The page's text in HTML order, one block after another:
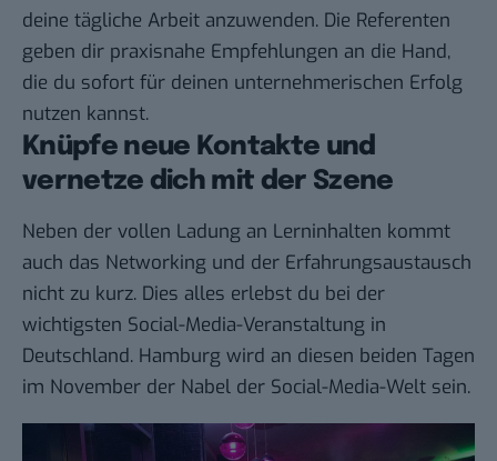
deine tägliche Arbeit anzuwenden. Die Referenten
geben dir praxisnahe Empfehlungen an die Hand,
die du sofort für deinen unternehmerischen Erfolg
nutzen kannst.
Knüpfe neue Kontakte und
vernetze dich mit der Szene
Neben der vollen Ladung an Lerninhalten kommt
auch das Networking und der Erfahrungsaustausch
nicht zu kurz. Dies alles erlebst du bei der
wichtigsten Social-Media-Veranstaltung in
Deutschland. Hamburg wird an diesen beiden Tagen
im November der Nabel der Social-Media-Welt sein.